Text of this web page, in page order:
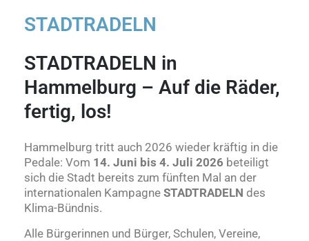
STADTRADELN
STADTRADELN in
Hammelburg – Auf die Räder,
fertig, los!
Hammelburg tritt auch 2026 wieder kräftig in die
Pedale: Vom 14. Juni bis 4. Juli 2026 beteiligt
sich die Stadt bereits zum fünften Mal an der
internationalen Kampagne STADTRADELN des
Klima-Bündnis.
Alle Bürgerinnen und Bürger, Schulen, Vereine,